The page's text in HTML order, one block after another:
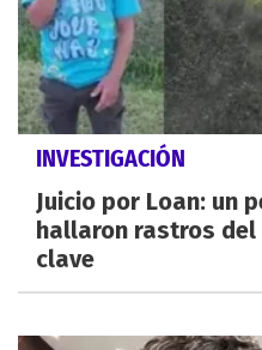
INVESTIGACIÓN
Juicio por Loan: un
hallaron rastros del
clave